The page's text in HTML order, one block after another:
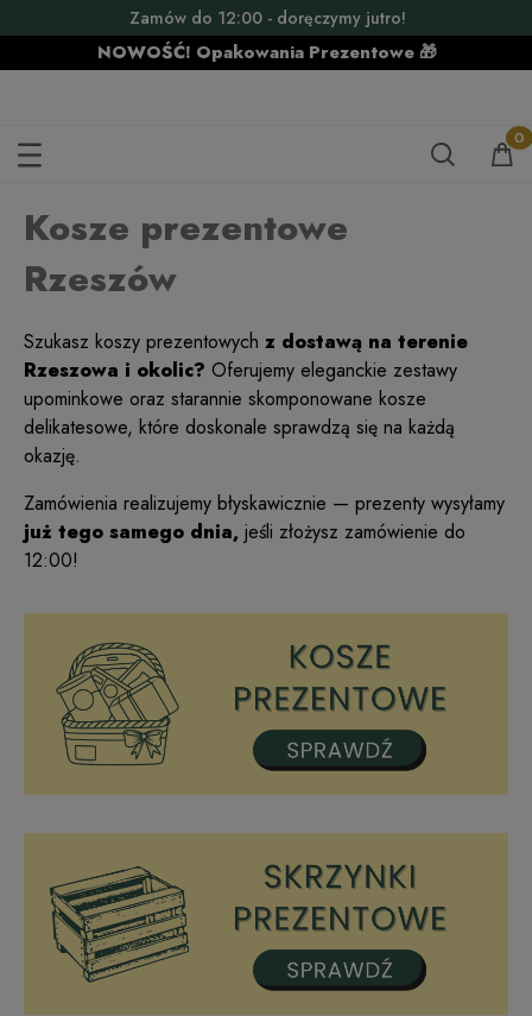
Zamów do 12:00 - doręczymy jutro!
NOWOŚĆ! Opakowania Prezentowe 🎁
KOSZE PREZENTOWE RZESZÓW
Kosze prezentowe
Rzeszów
Szukasz koszy prezentowych z dostawą na terenie
Rzeszowa i okolic? Oferujemy eleganckie zestawy
upominkowe oraz starannie skomponowane kosze
delikatesowe, które doskonale sprawdzą się na każdą
okazję.
Zamówienia realizujemy błyskawicznie — prezenty wysyłamy
już tego samego dnia, jeśli złożysz zamówienie do
12:00!